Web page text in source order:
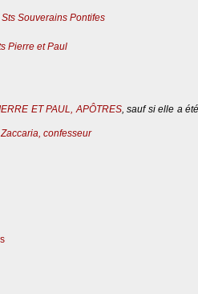
Souverains Pontifes
Pierre et Paul
ET PAUL, APÔTRES, sauf si elle a
confesseur